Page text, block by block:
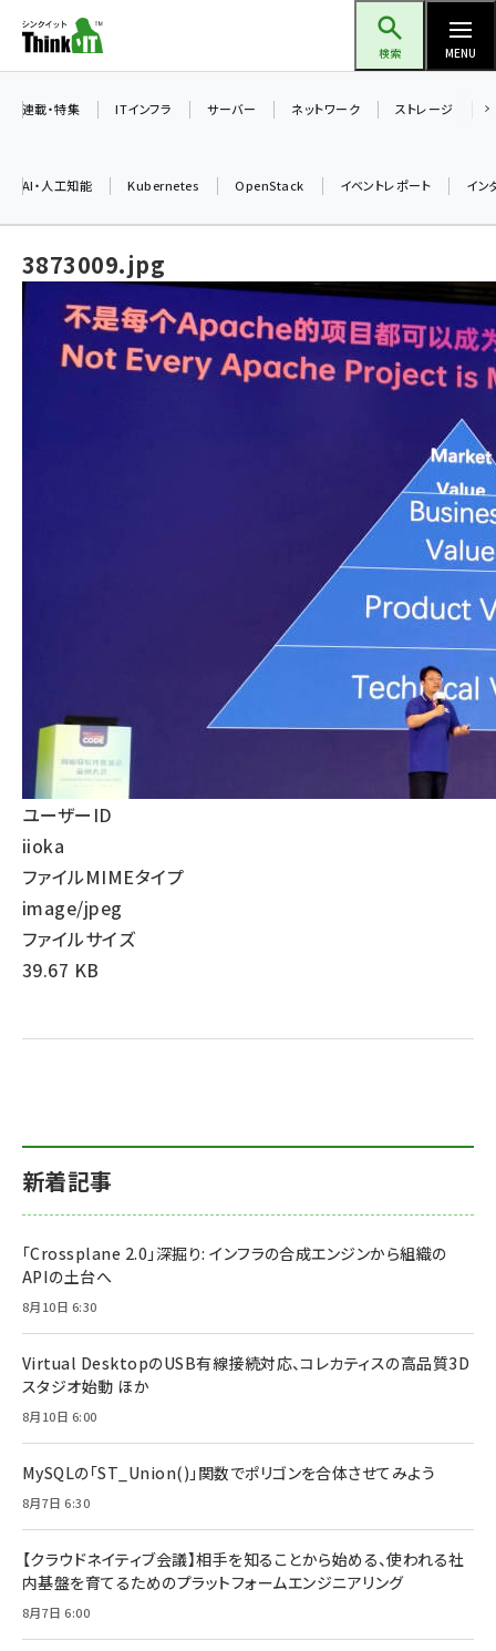
ン
ツ
検索 MENU
ai (2529)
加藤銘のチーム貢献～仲間と築いた勝利の絆～ (2363)
iot女子会 (2312)
北海道をのんびり旅する晴山佳須夫のヒント集！ (2078)
連載・特集 ITインフラ サーバー ネットワーク ストレージ
AI・人工知能 Kubernetes OpenStack イベントレポート イン
3873009.jpg
ユーザーID
iioka
ファイルMIMEタイプ
image/jpeg
ファイルサイズ
39.67 KB
新着記事
「Crossplane 2.0」深掘り: インフラの合成エンジンから組織の
APIの土台へ
8月10日 6:30
Virtual DesktopのUSB有線接続対応、コレカティスの高品質3D
スタジオ始動 ほか
8月10日 6:00
MySQLの「ST_Union()」関数でポリゴンを合体させてみよう
8月7日 6:30
【クラウドネイティブ会議】相手を知ることから始める、使われる社
内基盤を育てるためのプラットフォームエンジニアリング
8月7日 6:00